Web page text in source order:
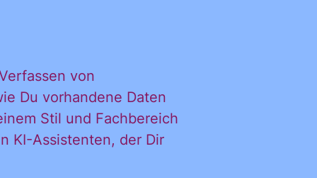
von
Du vorhandene Daten
Stil und Fachbereich
KI-Assistenten, der Dir